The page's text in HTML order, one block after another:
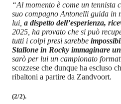
“Al momento è come un tennista
suo compagno Antonelli guida in
lui, a dispetto dell’esperienza,
2025, ha provato che si può
tutti i colpi presi sarebbe
Stallone in Rocky immaginare
sarò per lui un campionato
scozzese che dunque ha escluso
ribaltoni a partire da Zandvoort.
(2/2).